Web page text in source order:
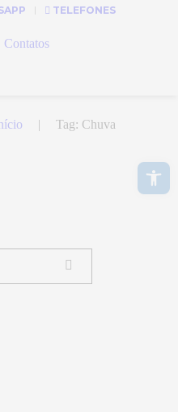
TELEFONES
Contatos
Tag: Chuva
Abrir a barra de ferramentas